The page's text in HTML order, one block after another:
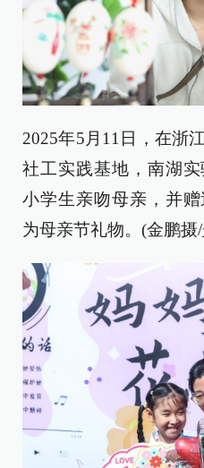
2025年5月11日，在浙
社工实践基地，南湖
小学生亲吻母亲，并
为母亲节礼物。(金鹏摄/